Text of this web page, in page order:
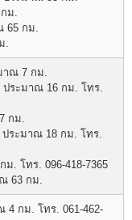
ม.
65 กม.
.
าณ 7 กม.
ประมาณ 16 กม. โทร.
กม.
ระมาณ 18 กม. โทร.
ม. โทร. 096-418-7365
63 กม.
4 กม. โทร. 061-462-